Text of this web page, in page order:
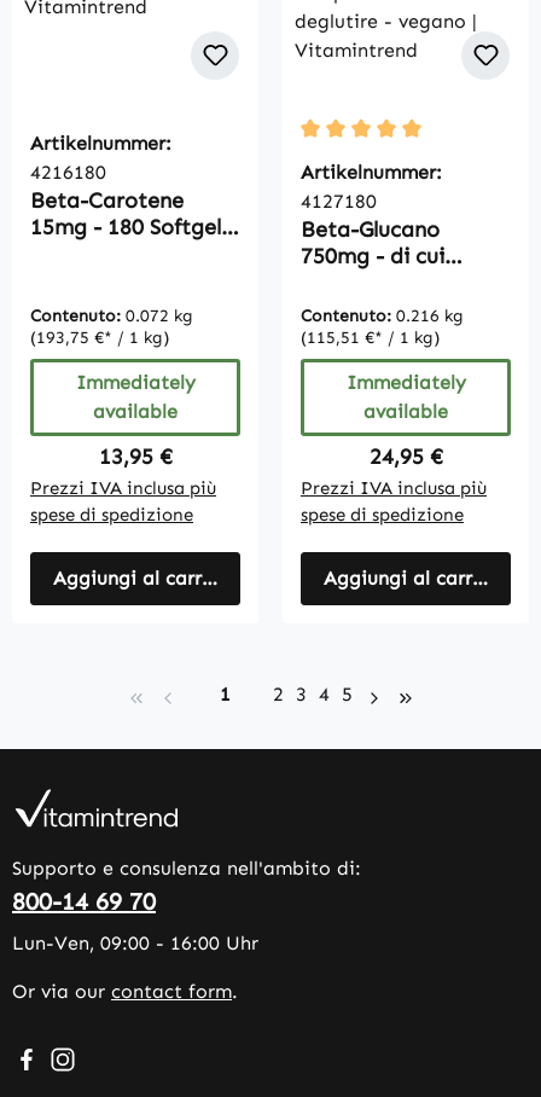
Artikelnummer:
4216180
Beta-Carotene
15mg - 180 Softgels
Contenuto: 0.072 kg
(193,75 €* / 1 kg)
Immediately
available
Regular price:
13,95 €
Prezzi IVA inclusa più
spese di spedizione
Aggiungi al carrello
Average rating of 5 out
Artikelnummer:
4127180
Beta-Glucano
750mg - di cui
polisaccaridi - 180
compresse - facili da
deglutire - vegano |
Vitamintrend
Contenuto: 0.216 kg
(115,51 €* / 1 kg)
Immediately
available
Regular price:
24,95 €
Prezzi IVA inclusa più
spese di spedizione
Aggiungi al carrello
Page
1 Page
2 Page
3 Page
4 Page
5
Supporto e consulenza nell'ambito di:
800-14 69 70
Lun-Ven, 09:00 - 16:00 Uhr
Or via our contact form.
Visit us on Facebook – opens in a new browser tab
Check us out on Instagram – opens in a new